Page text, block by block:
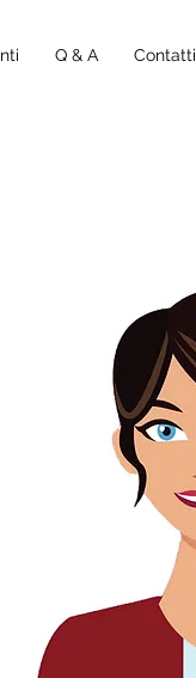
Q & A Contatti